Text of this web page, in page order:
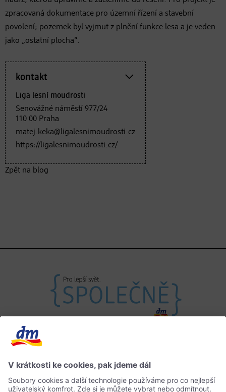
zpracovaná dokumentace pro územní řízení a stavební
povolení; pozemek byl vyjmut z plnění funkce lesa a je veden
jako „ostatní plocha“.
kontakt
Liga lesní moudrosti
Senovážné náměstí 977/24
110 00 Praha
matej.keka@ligalesnimoudrosti.cz
https://ligalesnimoudrosti.cz/
Zpět na blog